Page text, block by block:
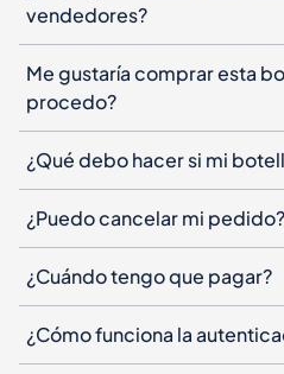
vendedores?
Me gustaría comprar esta
procedo?
¿Qué debo hacer si mi
¿Puedo cancelar mi pedido?
¿Cuándo tengo que pagar?
¿Cómo funciona la